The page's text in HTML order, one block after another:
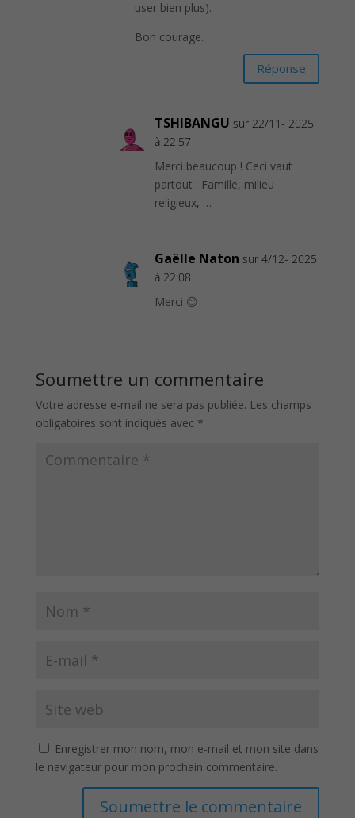
user bien plus).
Bon courage.
Réponse
TSHIBANGU sur 22/11- 2025
à 22:57
Merci beaucoup ! Ceci vaut
partout : Famille, milieu
religieux, …
Gaëlle Naton sur 4/12- 2025
à 22:08
Merci 😊
Soumettre un commentaire
Votre adresse e-mail ne sera pas publiée. Les champs
obligatoires sont indiqués avec *
Enregistrer mon nom, mon e-mail et mon site dans
le navigateur pour mon prochain commentaire.
Soumettre le commentaire